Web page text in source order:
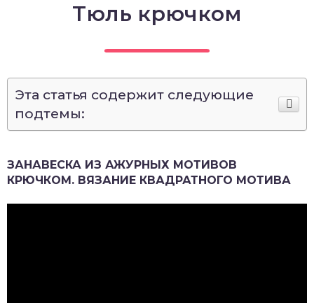
Тюль крючком
Эта статья содержит следующие
подтемы:
ЗАНАВЕСКА ИЗ АЖУРНЫХ МОТИВОВ
КРЮЧКОМ. ВЯЗАНИЕ КВАДРАТНОГО МОТИВА